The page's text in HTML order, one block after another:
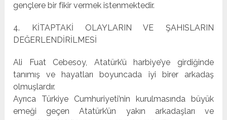
gençlere bir fikir vermek istenmektedir.
4. KİTAPTAKİ OLAYLARIN VE ŞAHISLARIN
DEĞERLENDİRİLMESİ
Ali Fuat Cebesoy, Atatürk’ü harbiye’ye girdiğinde
tanımış ve hayatları boyuncada iyi birer arkadaş
olmuşlardır.
Ayrıca Türkiye Cumhuriyeti’nin kurulmasında büyük
emeği geçen Atatürk’ün yakın arkadaşları ve